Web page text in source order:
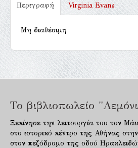
Περιγραφή Virginia Evans
Μη διαθέσιμη
Το βιβλιοπωλείο
Ξεκίνησε την λειτουργία του τον
στο ιστορικό κέντρο της Αθήνας
στον πεζόδρομο της οδού